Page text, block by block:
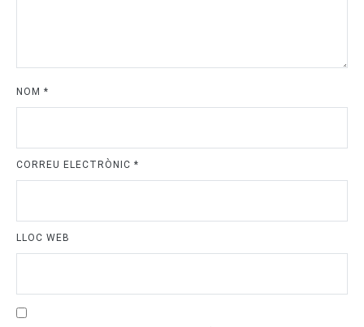
NOM *
CORREU ELECTRÒNIC *
LLOC WEB